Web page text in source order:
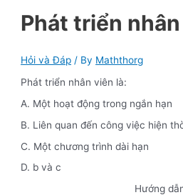
Phát triển
Hỏi và Đáp / By Maththorg
Phát triển nhân viên là:
A. Một hoạt động trong ngắn hạn
B. Liên quan đến công việc hiện
C. Một chương trình dài hạn
D. b và c
Hướng